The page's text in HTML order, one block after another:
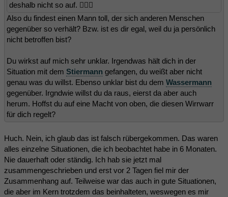
deshalb nicht so auf. 🤷🏻‍♀️
Also du findest einen Mann toll, der sich anderen Menschen
gegenüber so verhält? Bzw. ist es dir egal, weil du ja persönlich
nicht betroffen bist?
Du wirkst auf mich sehr unklar. Irgendwas hält dich in der
Situation mit dem Stiermann gefangen, du weißt aber nicht
genau was du willst. Ebenso unklar bist du dem Wassermann
gegenüber. Irgndwie willst du da raus, eierst da aber auch
herum. Hoffst du auf eine Macht von oben, die diesen Wirrwarr
für dich regelt?
Huch. Nein, ich glaub das ist falsch rübergekommen. Das waren
alles einzelne Situationen, die ich beobachtet habe in 6 Monaten.
Nie dauerhaft oder ständig. Ich hab sie jetzt mal
zusammengeschrieben und erst vor 2 Tagen fiel mir der
Zusammenhang auf. Teilweise war das auch in gute Situationen,
die aber im Kern trotzdem das beinhalteten, weswegen es mir